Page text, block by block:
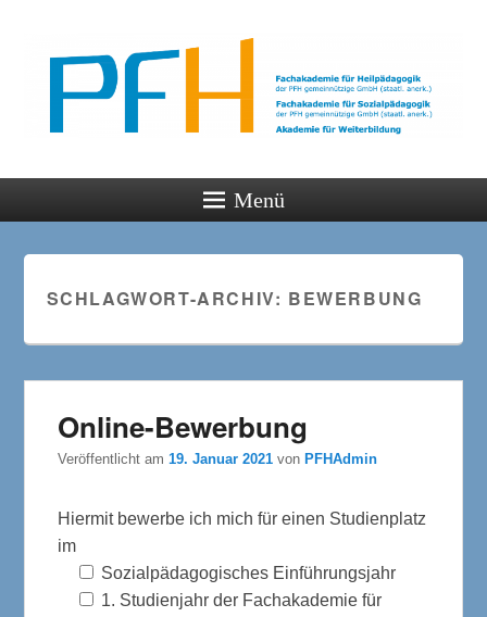
PFH
Gemeinsam wachsen
Menü
SCHLAGWORT-ARCHIV: BEWERBUNG
Online-Bewerbung
Veröffentlicht am19. Januar 2021 von PFHAdmin
Hiermit bewerbe ich mich für einen Studienplatz
im
Sozialpädagogisches Einführungsjahr
1. Studienjahr der Fachakademie für